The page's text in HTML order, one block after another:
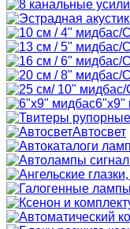
6"x9"
Автосвет